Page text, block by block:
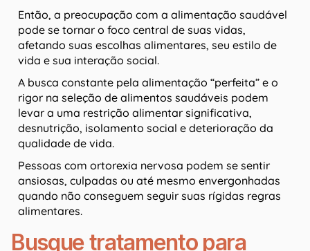
Então, a preocupação com a alimentação saudável
pode se tornar o foco central de suas vidas,
afetando suas escolhas alimentares, seu estilo de
vida e sua interação social.
A busca constante pela alimentação “perfeita” e o
rigor na seleção de alimentos saudáveis podem
levar a uma restrição alimentar significativa,
desnutrição, isolamento social e deterioração da
qualidade de vida.
Pessoas com ortorexia nervosa podem se sentir
ansiosas, culpadas ou até mesmo envergonhadas
quando não conseguem seguir suas rígidas regras
alimentares.
Busque tratamento para